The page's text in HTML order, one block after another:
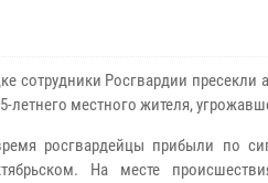
сотрудники Росгвардии
летнего местного жителя,
росгвардейцы прибыли по
На месте